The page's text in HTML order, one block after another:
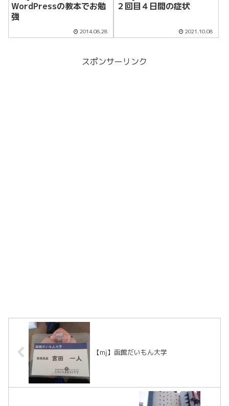
WordPressの教本でお勉
強
2014.08.28
２回目４日間の症状
2021.10.08
スポンサーリンク
【mį】函館だいもん大学